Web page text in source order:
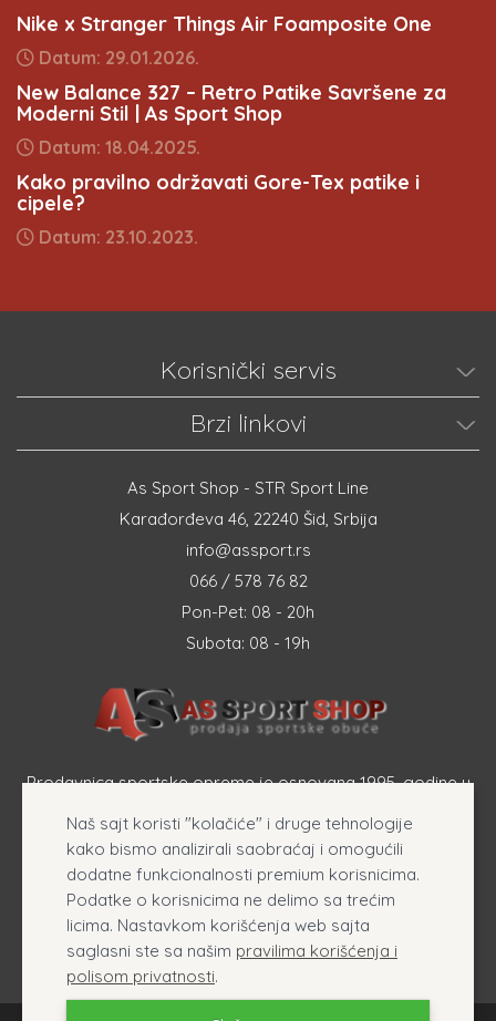
Nike x Stranger Things Air Foamposite One
Datum: 29.01.2026.
New Balance 327 – Retro Patike Savršene za
Moderni Stil | As Sport Shop
Datum: 18.04.2025.
Kako pravilno održavati Gore-Tex patike i
cipele?
Datum: 23.10.2023.
Korisnički servis
Brzi linkovi
As Sport Shop - STR Sport Line
Karađorđeva 46, 22240 Šid, Srbija
info@assport.rs
066 / 578 76 82
Pon-Pet: 08 - 20h
Subota: 08 - 19h
Prodavnica sportske opreme je osnovana 1995. godine u
opreme, originalnih patika i sportske odeće online.
Naš sajt koristi "kolačiće" i druge tehnologije
kako bismo analizirali saobraćaj i omogućili
dodatne funkcionalnosti premium korisnicima.
Podatke o korisnicima ne delimo sa trećim
licima. Nastavkom korišćenja web sajta
saglasni ste sa našim pravilima korišćenja i
polisom privatnosti.